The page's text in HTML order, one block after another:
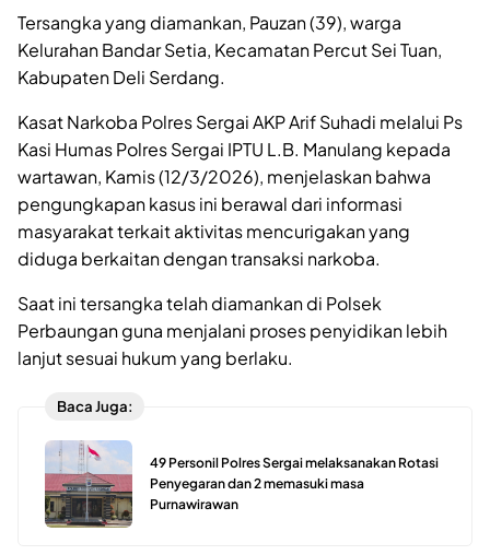
Tersangka yang diamankan, Pauzan (39), warga
Kelurahan Bandar Setia, Kecamatan Percut Sei Tuan,
Kabupaten Deli Serdang.
Kasat Narkoba Polres Sergai AKP Arif Suhadi melalui Ps
Kasi Humas Polres Sergai IPTU L.B. Manulang kepada
wartawan, Kamis (12/3/2026), menjelaskan bahwa
pengungkapan kasus ini berawal dari informasi
masyarakat terkait aktivitas mencurigakan yang
diduga berkaitan dengan transaksi narkoba.
Saat ini tersangka telah diamankan di Polsek
Perbaungan guna menjalani proses penyidikan lebih
lanjut sesuai hukum yang berlaku.
Baca Juga:
49 Personil Polres Sergai melaksanakan Rotasi
Penyegaran dan 2 memasuki masa
Purnawirawan